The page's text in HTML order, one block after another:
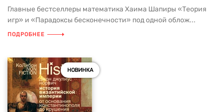
Главные бестселлеры математика Хаима Шапиры «Теория
игр» и «Парадоксы бесконечности» под одной облож...
ПОДРОБНЕЕ
НОВИНКА